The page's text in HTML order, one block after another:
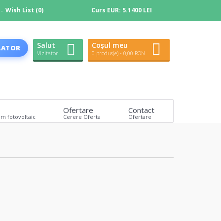
Wish List (0) Curs EUR: 5.1400 LEI
Salut
Vizitator
Coșul meu
0 produs(e) - 0,00 RON
fotovoltaic
Ofertare
Cerere Oferta
Contact
Ofertare